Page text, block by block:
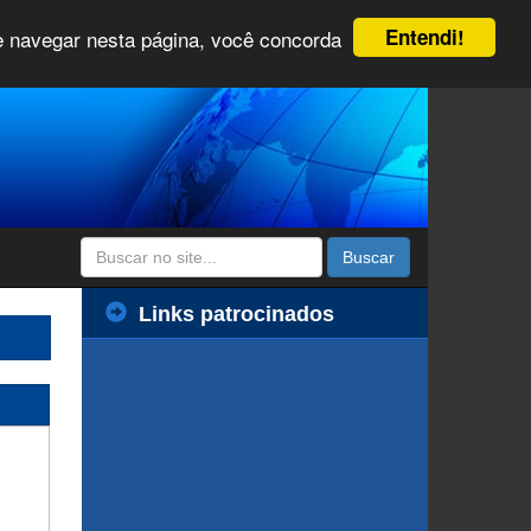
Entendi!
nesta página, você concorda
Buscar
Links patrocinados